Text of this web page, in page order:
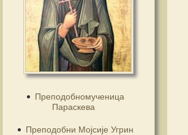
Преподобномученица
Параскева
Преподобни Мојсије Угрин